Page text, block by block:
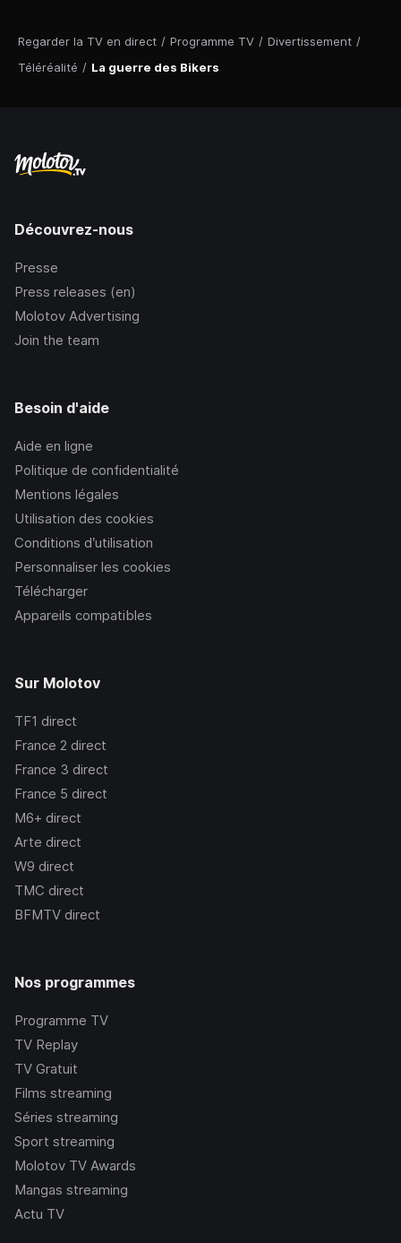
Regarder la TV en direct / Programme TV / Divertissement /
Téléréalité / La guerre des Bikers
Découvrez-nous
Presse
Press releases (en)
Molotov Advertising
Join the team
Besoin d'aide
Aide en ligne
Politique de confidentialité
Mentions légales
Utilisation des cookies
Conditions d’utilisation
Personnaliser les cookies
Télécharger
Appareils compatibles
Sur Molotov
TF1 direct
France 2 direct
France 3 direct
France 5 direct
M6+ direct
Arte direct
W9 direct
TMC direct
BFMTV direct
Nos programmes
Programme TV
TV Replay
TV Gratuit
Films streaming
Séries streaming
Sport streaming
Molotov TV Awards
Mangas streaming
Actu TV